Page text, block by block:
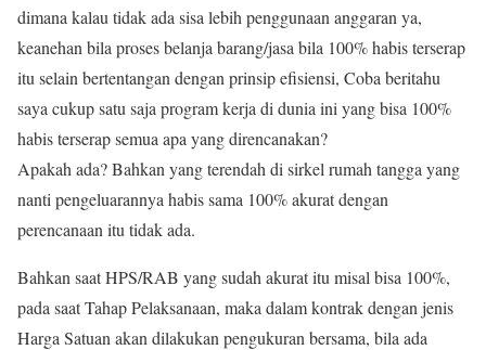
dimana kalau tidak ada sisa lebih penggunaan anggaran ya,
keanehan bila proses belanja barang/jasa bila 100% habis terserap
itu selain bertentangan dengan prinsip efisiensi, Coba beritahu
saya cukup satu saja program kerja di dunia ini yang bisa 100%
habis terserap semua apa yang direncanakan?
Apakah ada? Bahkan yang terendah di sirkel rumah tangga yang
nanti pengeluarannya habis sama 100% akurat dengan
perencanaan itu tidak ada.
Bahkan saat HPS/RAB yang sudah akurat itu misal bisa 100%,
pada saat Tahap Pelaksanaan, maka dalam kontrak dengan jenis
Harga Satuan akan dilakukan pengukuran bersama, bila ada